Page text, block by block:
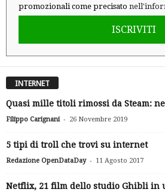
promozionali come precisato
ISCRIVITI
INTERNET
Quasi mille titoli rimossi da Steam:
Filippo Carignani - 26 Novembre 2019
5 tipi di troll che trovi su internet
Redazione OpenDataDay - 11 Agosto 2017
Netflix, 21 film dello studio Ghibli in